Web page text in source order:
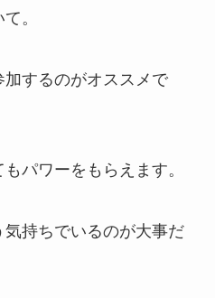
。
するのがオススメで
パワーをもらえます。
持ちでいるのが大事だ